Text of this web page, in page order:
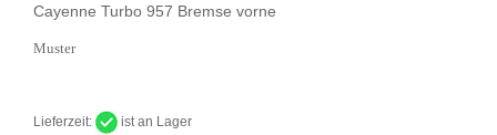
Cayenne Turbo 957 Bremse vorne
Muster
Lieferzeit: ist an Lager